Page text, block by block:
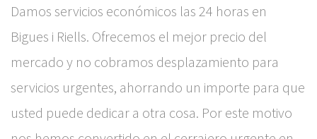
Damos servicios económicos las 24 horas en
Bigues i Riells. Ofrecemos el mejor precio del
mercado y no cobramos desplazamiento para
servicios urgentes, ahorrando un importe para que
usted puede dedicar a otra cosa. Por este motivo